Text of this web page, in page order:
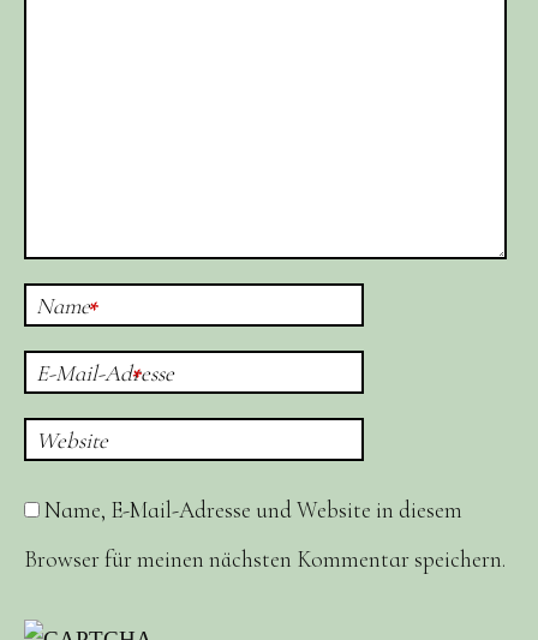
Name*
E-Mail-Adresse
*
Website
Name, E-Mail-Adresse und Website in diesem
Browser für meinen nächsten Kommentar speichern.